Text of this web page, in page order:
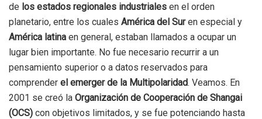
de los estados regionales industriales en el orden
planetario, entre los cuales América del Suren especial y
América latina en general, estaban llamados a ocupar un
lugar bien importante. No fue necesario recurrir a un
pensamiento superior o a datos reservados para
comprender el emerger de la Multipolaridad. Veamos. En
2001 se creó la Organización de Cooperación de Shangai
(OCS) con objetivos limitados, y se fue potenciando hasta